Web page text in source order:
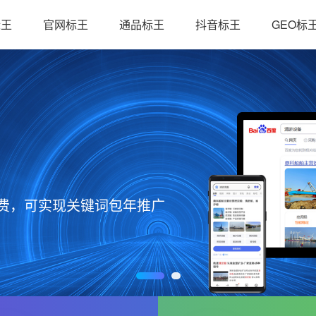
官网标王 通品标王 抖音标王 GEO标